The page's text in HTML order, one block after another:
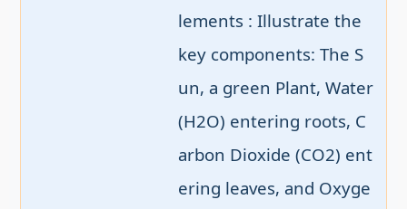
lements : Illustrate the
key components: The S
un, a green Plant, Water
(H2O) entering roots, C
arbon Dioxide (CO2) ent
ering leaves, and Oxyge